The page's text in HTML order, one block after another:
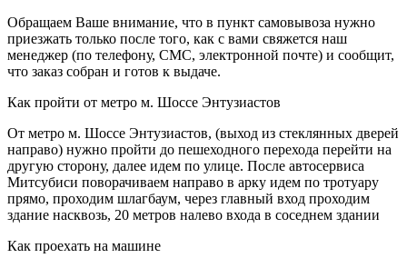
Обращаем Ваше внимание, что в пункт самовывоза нужно
приезжать только после того, как с вами свяжется наш
менеджер (по телефону, СМС, электронной почте) и сообщит,
что заказ собран и готов к выдаче.
Как пройти от метро м. Шоссе Энтузиастов
От метро м. Шоссе Энтузиастов, (выход из стеклянных дверей
направо) нужно пройти до пешеходного перехода перейти на
другую сторону, далее идем по улице. После автосервиса
Митсубиси поворачиваем направо в арку идем по тротуару
прямо, проходим шлагбаум, через главный вход проходим
здание насквозь, 20 метров налево входа в соседнем здании
Как проехать на машине